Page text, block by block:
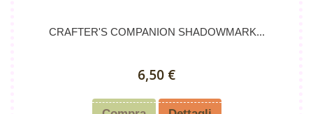
CRAFTER'S COMPANION SHADOWMARK...
6,50 €